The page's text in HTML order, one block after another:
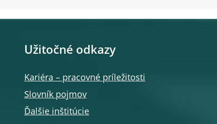
Užitočné odkazy
Kariéra – pracovné príležitosti
Slovník pojmov
Ďalšie inštitúcie